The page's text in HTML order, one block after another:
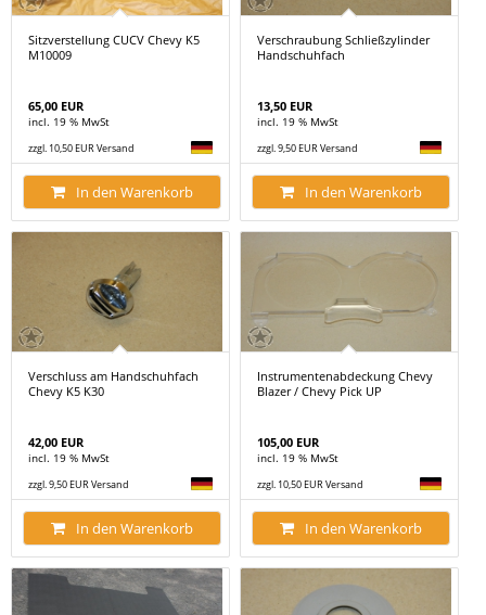
Sitzverstellung CUCV Chevy K5
M10009
65,00 EUR
incl. 19 % MwSt
zzgl. 10,50 EUR Versand
In den Warenkorb
Verschraubung Schließzylinder
Handschuhfach
13,50 EUR
incl. 19 % MwSt
zzgl. 9,50 EUR Versand
In den Warenkorb
Verschluss am Handschuhfach
Chevy K5 K30
42,00 EUR
incl. 19 % MwSt
zzgl. 9,50 EUR Versand
In den Warenkorb
Instrumentenabdeckung Chevy
Blazer / Chevy Pick UP
105,00 EUR
incl. 19 % MwSt
zzgl. 10,50 EUR Versand
In den Warenkorb